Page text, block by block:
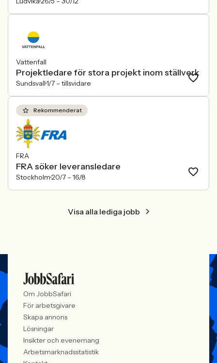
Vattenfall
Projektledare för stora projekt inom ställverk
Sundsvall1/7 – tillsvidare
Rekommenderat
FRA
FRA söker leveransledare
Stockholm20/7 – 16/8
Visa alla lediga jobb
Om JobbSafari
För arbetsgivare
Skapa annons
Lösningar
Insikter och evenemang
Arbetsmarknadsstatistik